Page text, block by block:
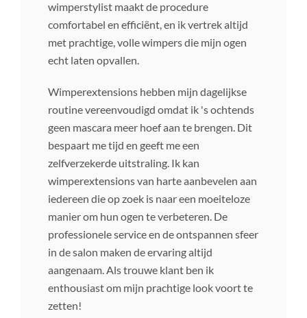
wimperstylist maakt de procedure
comfortabel en efficiënt, en ik vertrek altijd
met prachtige, volle wimpers die mijn ogen
echt laten opvallen.
Wimperextensions hebben mijn dagelijkse
routine vereenvoudigd omdat ik 's ochtends
geen mascara meer hoef aan te brengen. Dit
bespaart me tijd en geeft me een
zelfverzekerde uitstraling. Ik kan
wimperextensions van harte aanbevelen aan
iedereen die op zoek is naar een moeiteloze
manier om hun ogen te verbeteren. De
professionele service en de ontspannen sfeer
in de salon maken de ervaring altijd
aangenaam. Als trouwe klant ben ik
enthousiast om mijn prachtige look voort te
zetten!